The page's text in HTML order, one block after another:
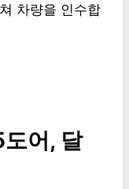
차량을 인수합
어, 달